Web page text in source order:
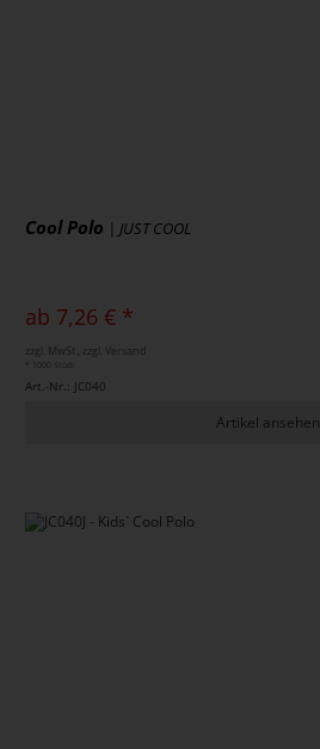
Cool Polo | JUST COOL
ab 7,26 € *
zzgl. MwSt., zzgl. Versand
Art.-Nr.: JC040
Artikel ansehen